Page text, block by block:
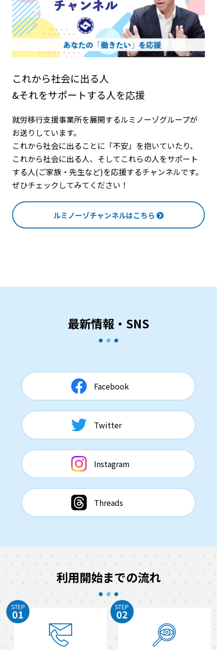
これから社会に出る人
&それをサポートする人を応援
就労移行支援事業所を展開するルミノーゾグループが
お送りしています。
これから社会に出ることに「不安」を抱いていたり、
これから社会に出る人、そしてこれらの人をサポート
する人(ご家族・先生など)を応援するチャンネルです。
ぜひチェックしてみてください！
ルミノーゾチャンネルはこちら
最新情報・SNS
Facebook
Twitter
Instagram
Threads
利用開始までの流れ
STEP
01
STEP
02